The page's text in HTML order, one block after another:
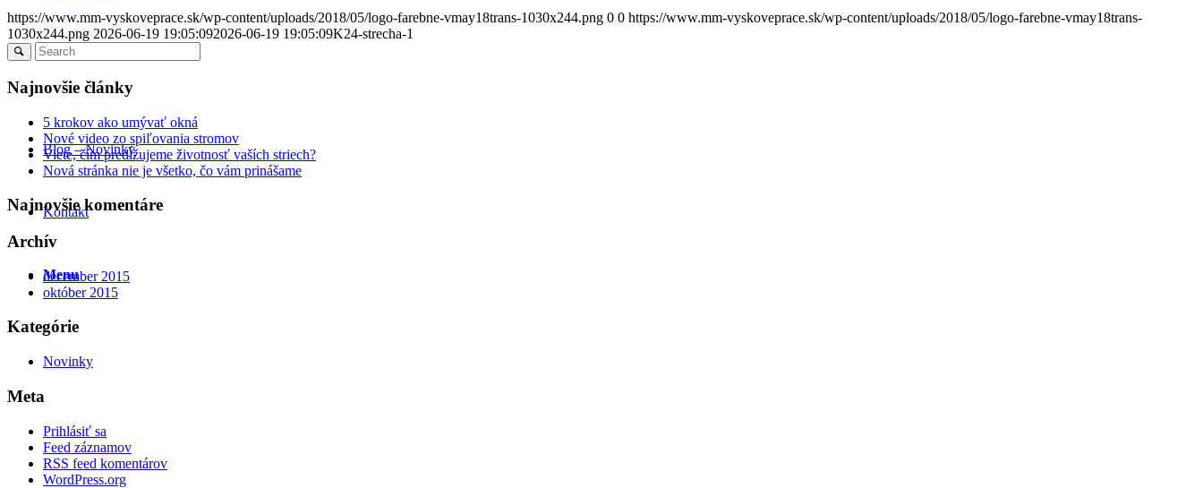
Blog – Novinky
Kontakt
Menu
https://www.mm-vyskoveprace.sk/wp-content/uploads/2018/05/logo-farebne-vmay18trans-1030x244.png 0 0 https://www.mm-vyskoveprace.sk/wp-content/uploads/2018/05/logo-farebne-vmay18trans-
1030x244.png 2026-06-19 19:05:092026-06-19 19:05:09K24-strecha-1
Najnovšie články
5 krokov ako umývať okná
Nové video zo spiľovania stromov
Viete, čím predĺžujeme životnosť vaších striech?
Nová stránka nie je všetko, čo vám prinášame
Najnovšie komentáre
Archív
december 2015
október 2015
Kategórie
Novinky
Meta
Prihlásiť sa
Feed záznamov
RSS feed komentárov
WordPress.org